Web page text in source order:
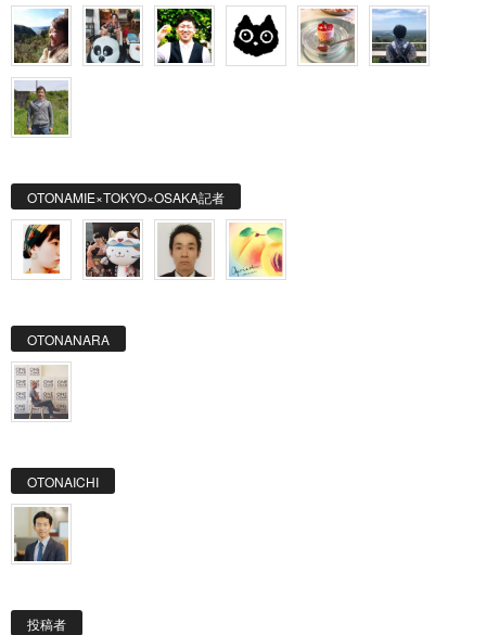
OTONAMIE×TOKYO×OSAKA記者
OTONANARA
OTONAICHI
投稿者